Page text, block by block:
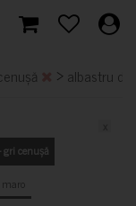
> albastru
gri cenușă